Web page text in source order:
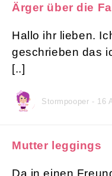
Ärger über die
Hallo ihr lieben.
geschrieben das
[..]
Stormpooper - 16
Mutter leggings
Da in einen